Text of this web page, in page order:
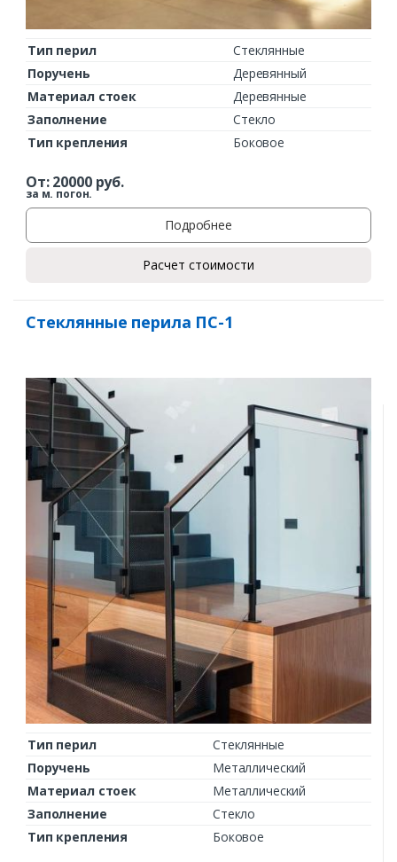
Тип перил
Стеклянные
Поручень
Деревянный
Материал стоек
Деревянные
Заполнение
Стекло
Тип крепления
Боковое
От:20000руб.
за м. погон.
Подробнее
Расчет стоимости
Стеклянные перила ПС-1
Тип перил
Стеклянные
Поручень
Металлический
Материал стоек
Металлический
Заполнение
Стекло
Тип крепления
Боковое